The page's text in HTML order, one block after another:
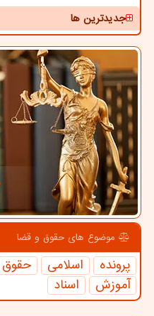
جدیدترین ها
موضوع های حقوق و قضا
پرونده اسلامی حقوق
آموزش
اسناد